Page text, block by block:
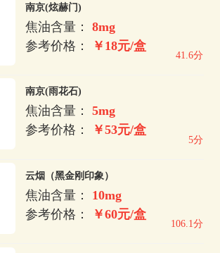
南京(炫赫门)
焦油含量：8mg
参考价格：
￥18元/盒
41.6分
南京(雨花石)
焦油含量：5mg
参考价格：
￥53元/盒
5分
云烟（黑金刚印象）
焦油含量： 10mg
参考价格：
￥60元/盒
106.1分